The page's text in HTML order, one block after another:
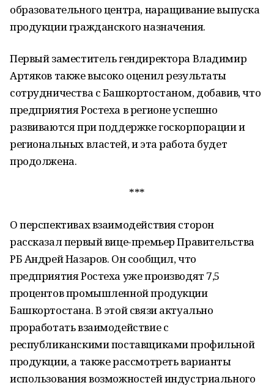
образовательного центра, наращивание выпуска
продукции гражданского назначения.
Первый заместитель гендиректора Владимир
Артяков также высоко оценил результаты
сотрудничества с Башкортостаном, добавив, что
предприятия Ростеха в регионе успешно
развиваются при поддержке госкорпорации и
региональных властей, и эта работа будет
продолжена.
***
О перспективах взаимодействия сторон
рассказал первый вице-премьер Правительства
РБ Андрей Назаров. Он сообщил, что
предприятия Ростеха уже производят 7,5
процентов промышленной продукции
Башкортостана. В этой связи актуально
проработать взаимодействие с
республиканскими поставщиками профильной
продукции, а также рассмотреть варианты
использования возможностей индустриального